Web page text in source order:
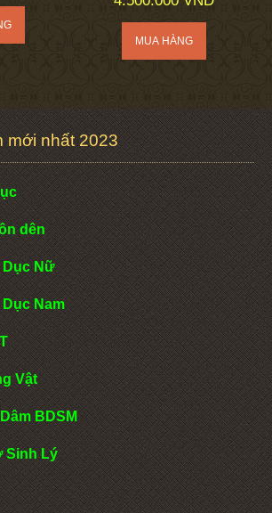
mới nhất 2023
dên
Nữ
Nam
Vật
BDSM
Sinh Lý